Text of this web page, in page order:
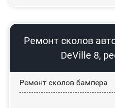
Ремонт сколов
DeVille 8,
Ремонт сколов бампера